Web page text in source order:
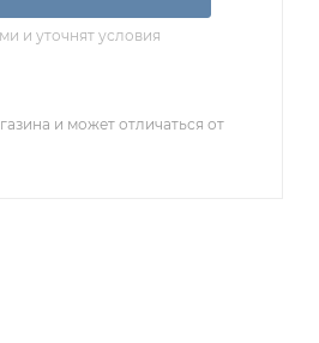
и уточнят условия
и может отличаться от